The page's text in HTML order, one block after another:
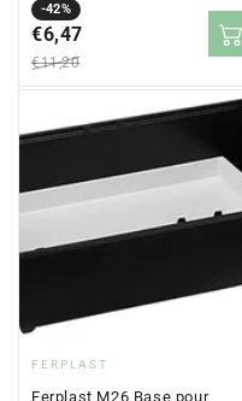
-42%
Prix
en
solde
€6,47
Prix
régulier
€11,20
Fournisseur
:
FERPLAST
Ferplast M26 Base pour